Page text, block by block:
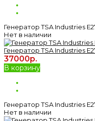
Генератор TSA Industries
Нет в наличии
Генератор TSA Industries
37000р.
В корзину
Генератор TSA Industries
Нет в наличии